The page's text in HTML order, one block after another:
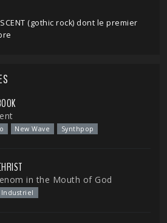
(gothic rock) dont le premier
New Wave Synthpop
in the Mouth of God